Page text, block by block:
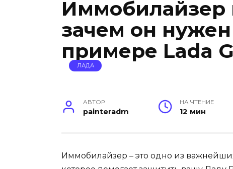
Иммобилайзер
зачем он нужен
примере Lada
ЛАДА
АВТОР
painteradm
НА ЧТЕНИЕ
12 мин
Иммобилайзер – это одно из